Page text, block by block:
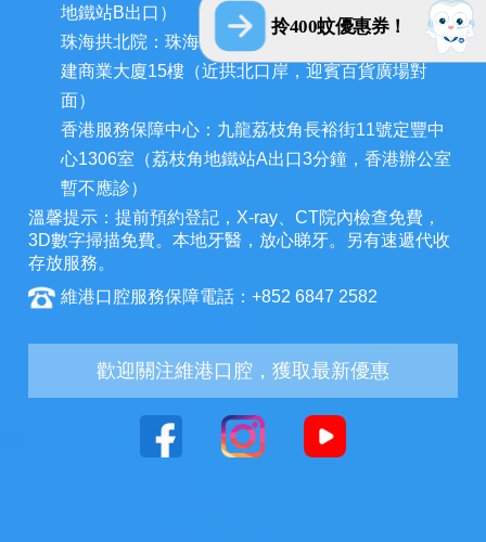
拎400蚊優惠券！
地鐵站B出口）
珠海拱北院：珠海市香洲區拱北迎賓南路1155號中
建商業大廈15樓（近拱北口岸，迎賓百貨廣場對
面）
香港服務保障中心：九龍荔枝角長裕街11號定豐中
心1306室（荔枝角地鐵站A出口3分鐘，香港辦公室
暫不應診）
溫馨提示：提前預約登記，X-ray、CT院內檢查免費，
3D數字掃描免費。本地牙醫，放心睇牙。另有速遞代收
存放服務。
維港口腔服務保障電話：+852 6847 2582
歡迎關注維港口腔，獲取最新優惠